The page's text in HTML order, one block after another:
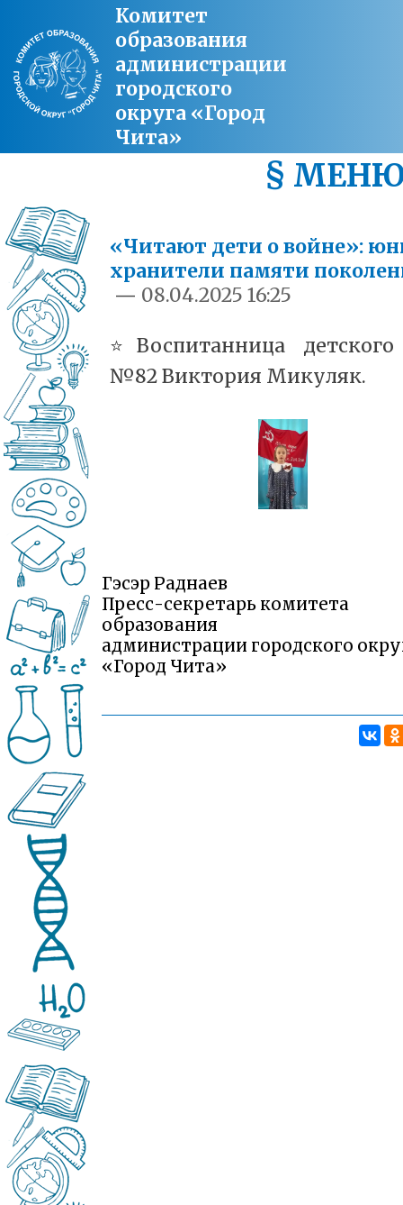
Комитет
образования
администрации
городского
округа «Город
Чита»
§
«Читают дети о войне»:
хранители памяти
— 08.04.2025 16:25
⭐️Воспитанница
№82 Виктория Микуляк.
Гэсэр Раднаев
Пресс-секретарь комитета
образования
администрации городского
«Город Чита»